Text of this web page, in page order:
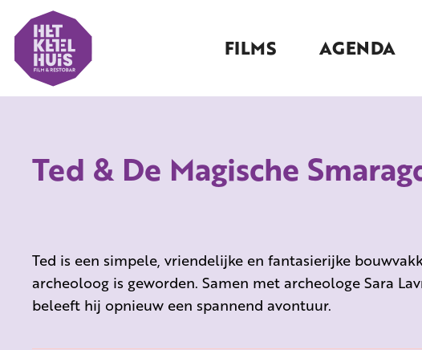
FILMS AGENDA
Ted & De Magische
Ted is een simpele, vriendelijke en fantasierijke
archeoloog is geworden. Samen met archeologe Sara
beleeft hij opnieuw een spannend avontuur.